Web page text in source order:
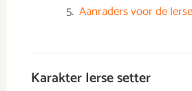
Aanraders voor de
Karakter Ierse setter